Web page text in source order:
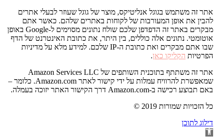
אתר זה משתמש בגוגל אנליטיקס, מוצר של גוגל שעוזר לבעלי אתרים
להבין את אופן המעורבות של לקוחות באתרים שלהם. כאשר אתם
מבקרים באתר זה הדפדפן שלכם שולח נתונים מסוימים ל-Google באופן
אוטומטי. נתונים אלה כוללים, בין היתר, את כתובת האינטרנט של הדף
שבו אתם מבקרים ואת כתובת ה-IP שלכם. למידע מלא על מדיניות
הפרטיות הקליקו כאן.
אתר זה משתתף בתוכנית השותפים של Amazon Services LLC
שמאפשרת להרוויח עמלות על ידי קישור לאתר Amazon.com. כלומר –
באם תבוצע רכישה ב-Amazon.com דרך הקישור האתר יזוכה בעמלה.
© 2019 כל הזכויות שמורות
דילוג לתוכן
פתח